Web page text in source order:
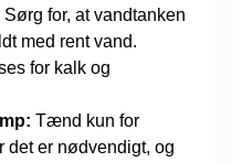
Sørg for, at vandtanken
med rent vand.
for kalk og
Tænd kun for
det er nødvendigt, og